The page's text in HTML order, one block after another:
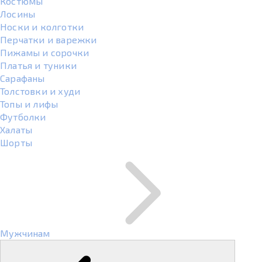
Лосины
Носки и колготки
Перчатки и варежки
Пижамы и сорочки
Платья и туники
Сарафаны
Толстовки и худи
Топы и лифы
Футболки
Халаты
Шорты
Мужчинам